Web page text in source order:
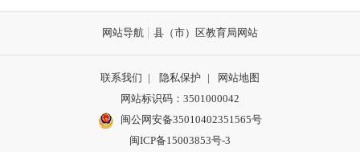
网站导航 县（市）区教育局网站
联系我们 | 隐私保护 |
网站地图
网站标识码：3501000042
闽公网安备35010402351565号
闽ICP备15003853号-3